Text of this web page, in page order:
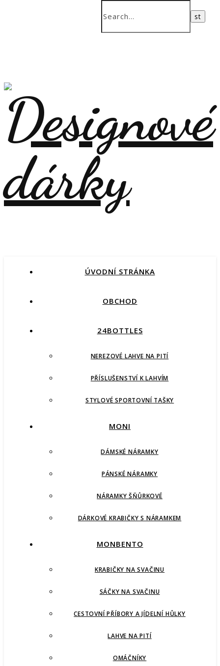
ÚVODNÍ STRÁNKA
OBCHOD
24BOTTLES
NEREZOVÉ LAHVE NA PITÍ
PŘÍSLUŠENSTVÍ K LAHVÍM
STYLOVÉ SPORTOVNÍ TAŠKY
MONI
DÁMSKÉ NÁRAMKY
PÁNSKÉ NÁRAMKY
NÁRAMKY ŠŇŮRKOVÉ
DÁRKOVÉ KRABIČKY S NÁRAMKEM
MONBENTO
KRABIČKY NA SVAČINU
SÁČKY NA SVAČINU
CESTOVNÍ PŘÍBORY A JÍDELNÍ HŮLKY
LAHVE NA PITÍ
OMÁČNÍKY